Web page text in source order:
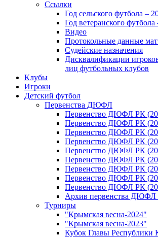
Ссылки
Год сельского футбола –
Год ветеранского футбола
Видео
Протокольные данные
Судейские назначения
Дисквалификации
лиц футбольных клубов
Клубы
Игроки
Детский футбол
Первенства ДЮФЛ
Первенство ДЮФЛ РК
Первенство ДЮФЛ РК
Первенство ДЮФЛ РК
Первенство ДЮФЛ РК
Первенство ДЮФЛ РК
Первенство ДЮФЛ РК
Первенство ДЮФЛ РК
Первенство ДЮФЛ РК
Первенство ДЮФЛ РК
Архив первенства
Турниры
"Крымская весна-2024"
"Крымская весна-2023"
Кубок Главы Республики